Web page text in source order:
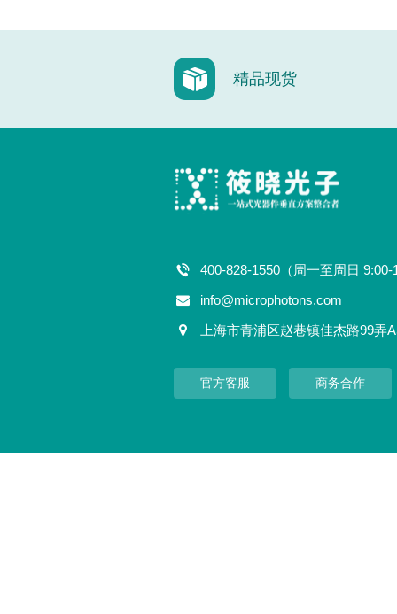
精品现货
400-828-1550（周一至周日 9:00-
info@microphotons.com
上海市青浦区赵巷镇佳杰路99弄
官方客服 商务合作